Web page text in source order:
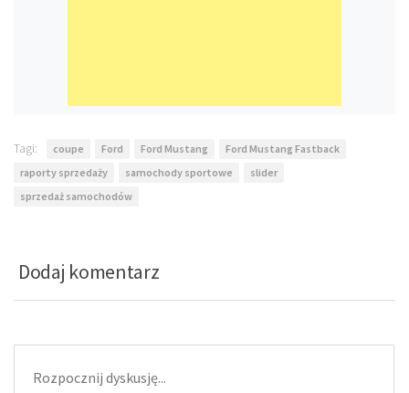
Tagi: coupe Ford Ford Mustang
Ford Mustang Fastback
raporty sprzedaży
samochody sportowe
slider
sprzedaż samochodów
Dodaj komentarz